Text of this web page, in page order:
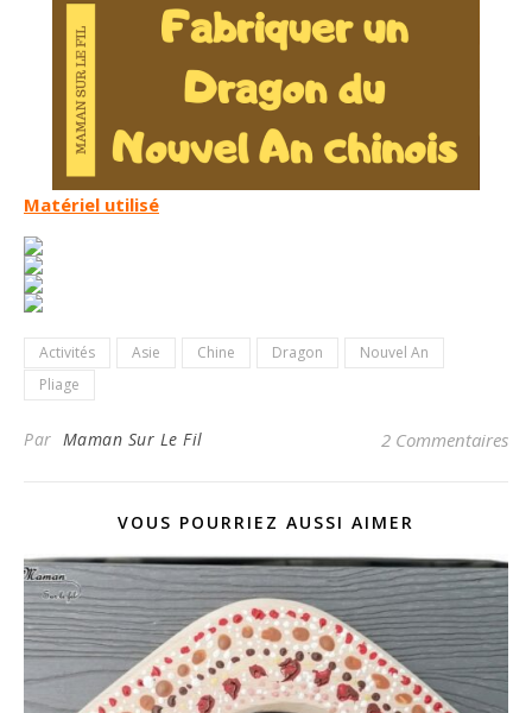
Matériel utilisé
Activités Asie Chine Dragon
Nouvel An
Pliage
Par Maman Sur Le Fil 2 Commentaires
VOUS POURRIEZ AUSSI AIMER